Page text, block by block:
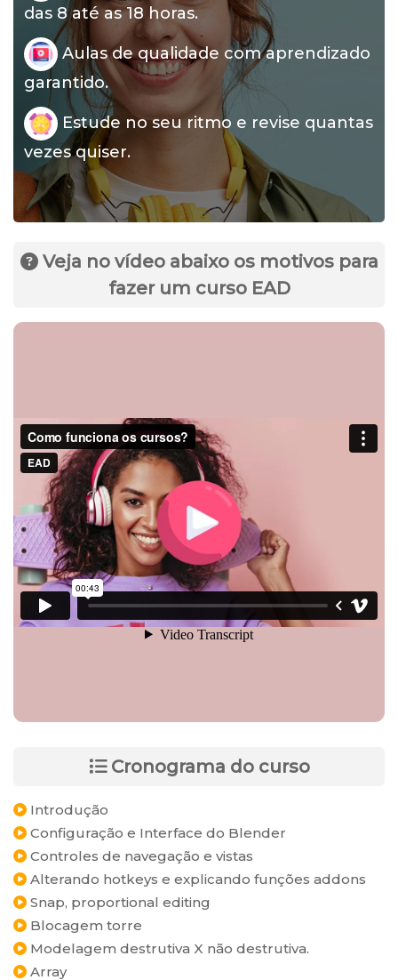
das 8 até as 18 horas.
Aulas de qualidade com aprendizado
garantido.
Estude no seu ritmo e revise quantas
vezes quiser.
Veja no vídeo abaixo os motivos para
fazer um curso EAD
Cronograma do curso
Introdução
Configuração e Interface do Blender
Controles de navegação e vistas
Alterando hotkeys e explicando funções addons
Snap, proportional editing
Blocagem torre
Modelagem destrutiva X não destrutiva.
Array